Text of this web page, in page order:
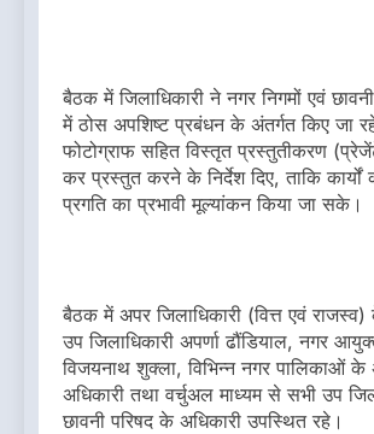
बैठक में जिलाधिकारी ने नगर निगमों एवं छावनी
में ठोस अपशिष्ट प्रबंधन के अंतर्गत किए जा रहे
फोटोग्राफ सहित विस्तृत प्रस्तुतीकरण
कर प्रस्तुत करने के निर्देश दिए, ताकि कार्यों
प्रगति का प्रभावी मूल्यांकन किया जा सके।
बैठक में अपर जिलाधिकारी (वित्त एवं
उप जिलाधिकारी अपर्णा ढौंडियाल, नगर
विजयनाथ शुक्ला, विभिन्न नगर पालिकाओं के
अधिकारी तथा वर्चुअल माध्यम से सभी उप
छावनी परिषद के अधिकारी उपस्थित रहे।